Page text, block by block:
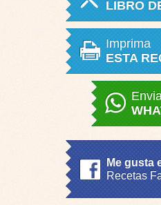
LIBRO
Imprima
ESTA
Me gusta
Recetas